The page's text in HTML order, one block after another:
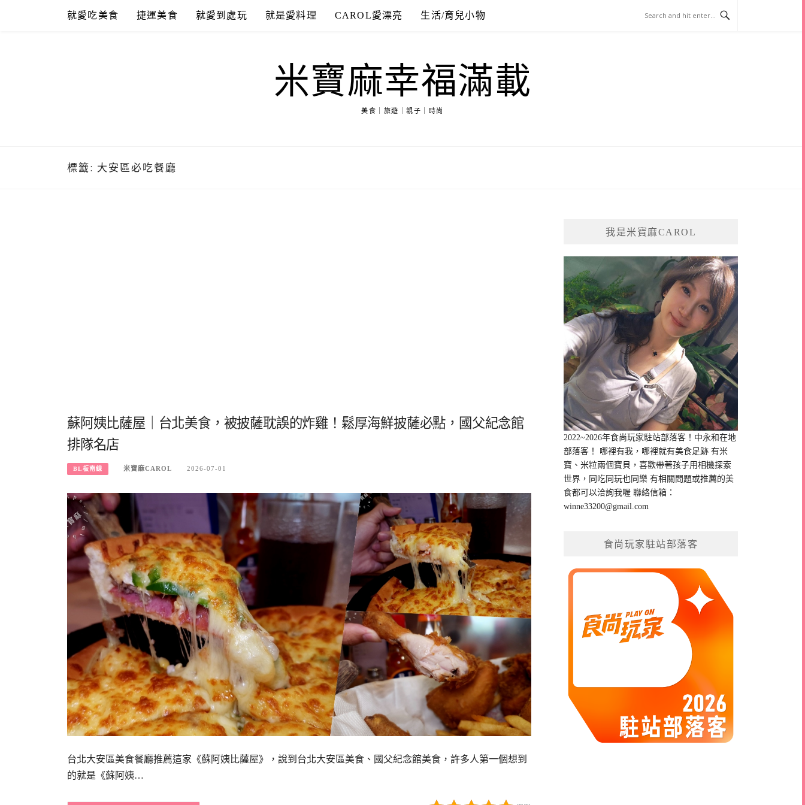
就愛吃美食 捷運美食 就愛到處玩 就是愛料理 CAROL愛漂亮 生活/育兒小物
米寶麻幸福滿載
美食｜旅遊｜親子｜時尚
標籤: 大安區必吃餐廳
蘇阿姨比薩屋｜台北美食，被披薩耽誤的炸雞！鬆厚海鮮披薩必點，國父紀念館
排隊名店
BL板南線 米寶麻CAROL 2026-07-01
台北大安區美食餐廳推薦這家《蘇阿姨比薩屋》，說到台北大安區美食、國父紀念館美食，許多人第一個想到
的就是《蘇阿姨…
我是米寶麻CAROL
2022~2026年食尚玩家駐站部落客！中永和在地
部落客！ 哪裡有我，哪裡就有美食足跡 有米
寶、米粒兩個寶貝，喜歡帶著孩子用相機探索
世界，同吃同玩也同樂 有相關問題或推薦的美
食都可以洽詢我喔 聯絡信箱：
winne33200@gmail.com
食尚玩家駐站部落客